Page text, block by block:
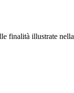
finalità illustrate nella